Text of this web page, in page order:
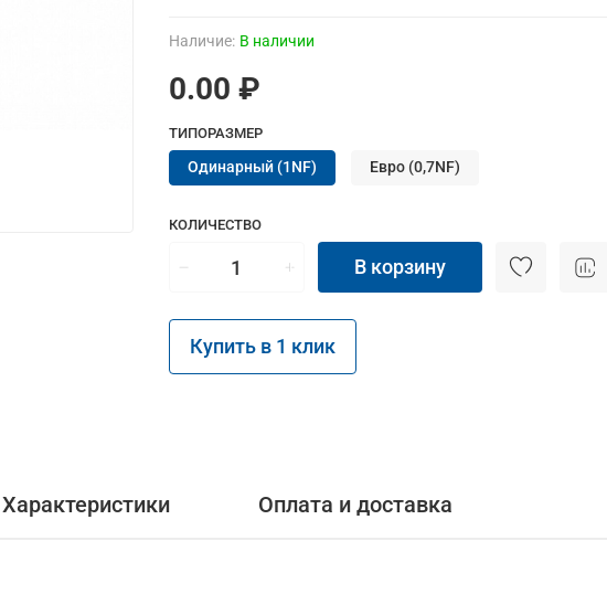
Наличие: В наличии
0.00 ₽
КОЛИЧЕСТВО
В корзину
Купить в 1 клик
ТИПОРАЗМЕР
Одинарный (1NF) Евро (0,7NF)
Характеристики Оплата и доставка